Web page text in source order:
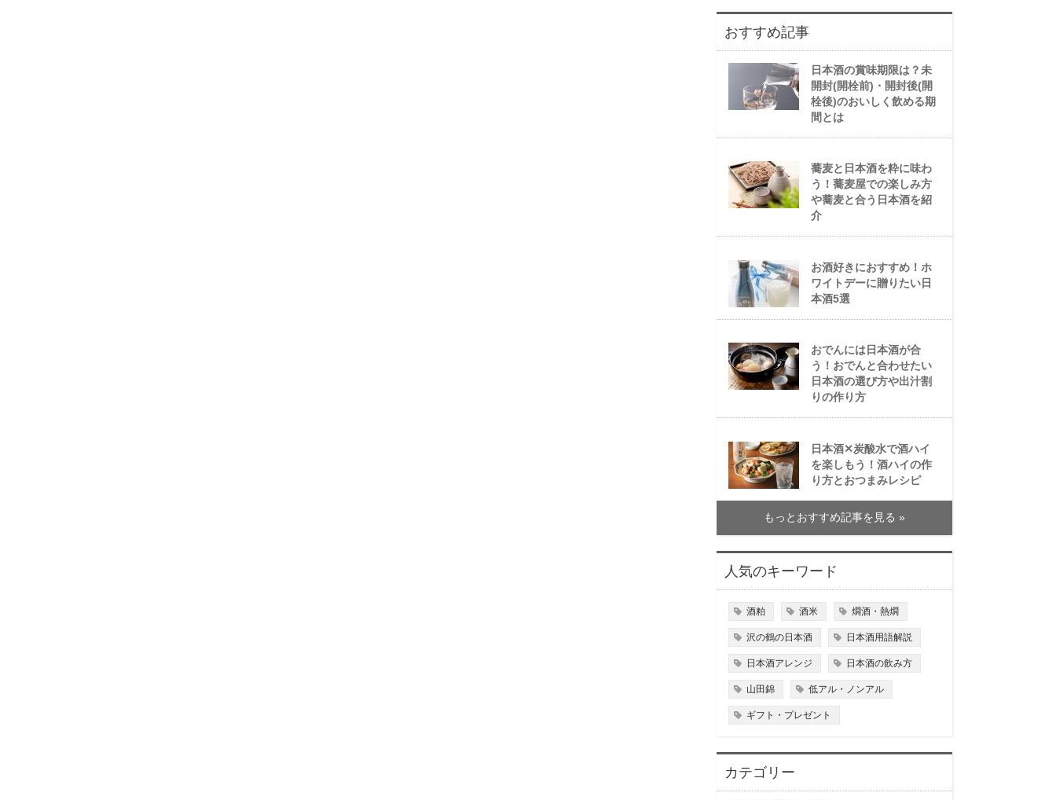
おすすめ記事
日本酒の賞味期限は？未
開封(開栓前)・開封後(開
栓後)のおいしく飲める期
間とは
蕎麦と日本酒を粋に味わ
う！蕎麦屋での楽しみ方
や蕎麦と合う日本酒を紹
介
お酒好きにおすすめ！ホ
ワイトデーに贈りたい日
本酒5選
おでんには日本酒が合
う！おでんと合わせたい
日本酒の選び方や出汁割
りの作り方
日本酒✕炭酸水で酒ハイ
を楽しもう！酒ハイの作
り方とおつまみレシピ
もっとおすすめ記事を見る »
人気のキーワード
酒粕 酒米 燗酒・熱燗
沢の鶴の日本酒 日本酒用語解説
日本酒アレンジ 日本酒の飲み方
山田錦 低アル・ノンアル
ギフト・プレゼント
カテゴリー